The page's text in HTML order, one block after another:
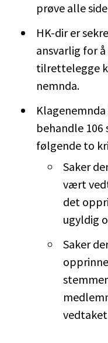
prøve alle
HK-dir er
ansvarlig for
tilrettelegge
nemnda.
behandle
følgende to
Saker
vært
det
ugyldig
Saker